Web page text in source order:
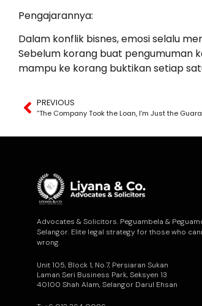
Pengajarannya:
Dalam konflik bisnes, emosi selalu
Sebelum korang buat pengumuman
mampu ke korang buktikan setiap
PREVIOUS
“The Company Took the Loan, I’m Just the
Advocates & Solicitors. Peguambela &
Selangor. Elite legal strategy for those who
wrong.
Unit 105, Block 1, No.7, Persiaran Sukan
Laman Seri Business Park, Seksyen 13
40100 Shah Alam, Selangor Darul Ehsan